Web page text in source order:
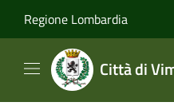
Regione Lombardia
Città di